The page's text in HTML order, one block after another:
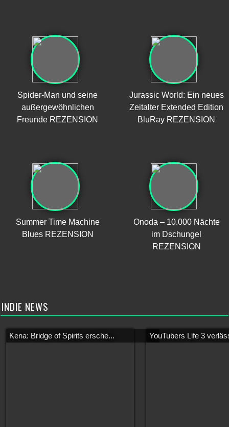
Spider-Man und seine
außergewöhnlichen
Freunde REZENSION
Jurassic World: Ein neues
Zeitalter Extended Edition
BluRay REZENSION
Summer Time Machine
Blues REZENSION
Onoda – 10.000 Nächte
im Dschungel
REZENSION
INDIE NEWS
Kena: Bridge of Spirits ersche... YouTubers Life 3